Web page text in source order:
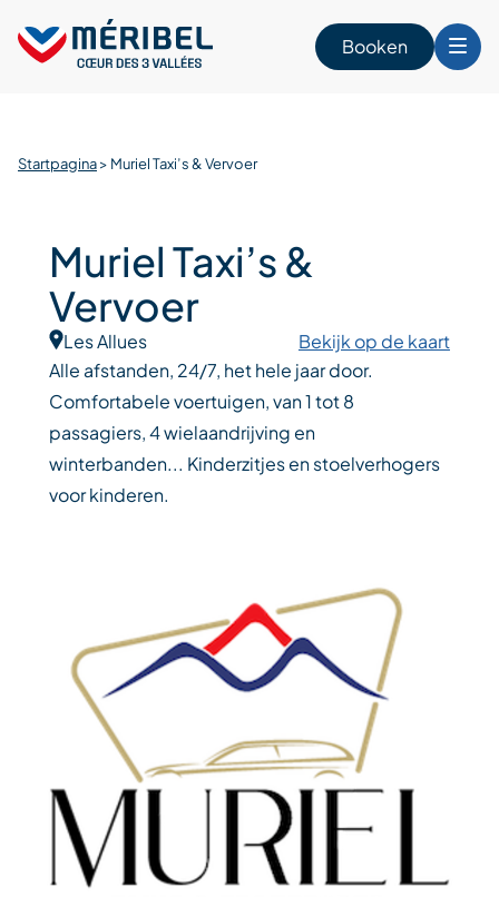
content
Booken
Startpagina> Muriel Taxi’s & Vervoer
Muriel Taxi’s &
Vervoer
Les Allues
Bekijk op de kaart
Alle afstanden, 24/7, het hele jaar door.
Comfortabele voertuigen, van 1 tot 8
passagiers, 4 wielaandrijving en
winterbanden... Kinderzitjes en stoelverhogers
voor kinderen.